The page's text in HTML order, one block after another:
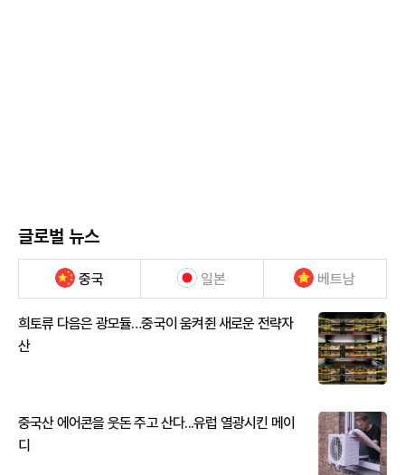
글로벌 뉴스
중국 일본 베트남
희토류 다음은 광모듈…중국이 움켜쥔 새로운 전략자
산
중국산 에어콘을 웃돈 주고 산다...유럽 열광시킨 메이
디